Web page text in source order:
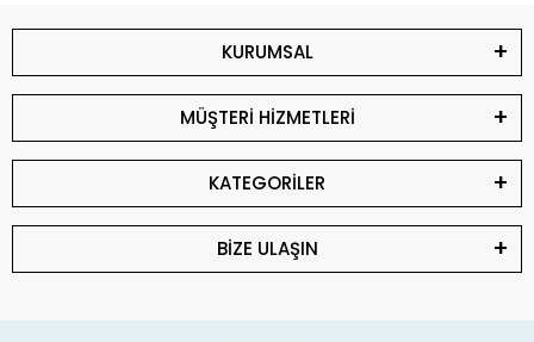
KURUMSAL
MÜŞTERİ HİZMETLERİ
KATEGORİLER
BİZE ULAŞIN